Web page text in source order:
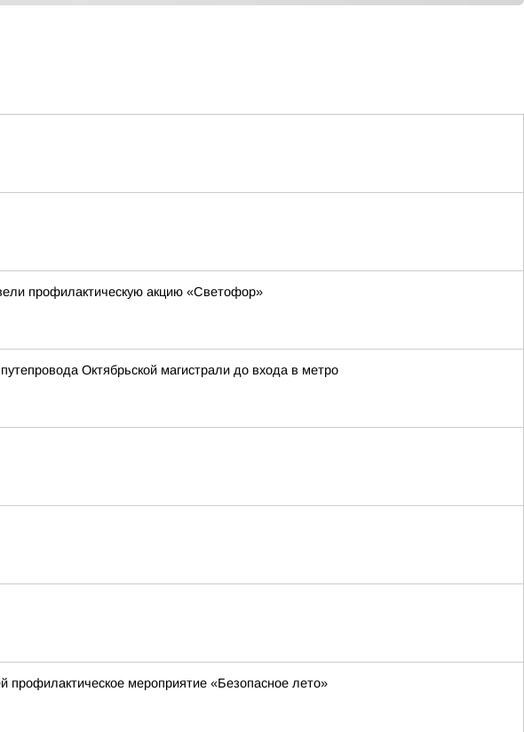
профилактическую акцию «Светофор»
Октябрьской магистрали до входа в метро
мероприятие «Безопасное лето»